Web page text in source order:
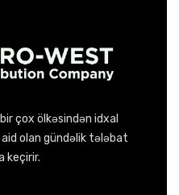
bir çox ölkəsindən idxal
olan gündəlik tələbat
keçirir.